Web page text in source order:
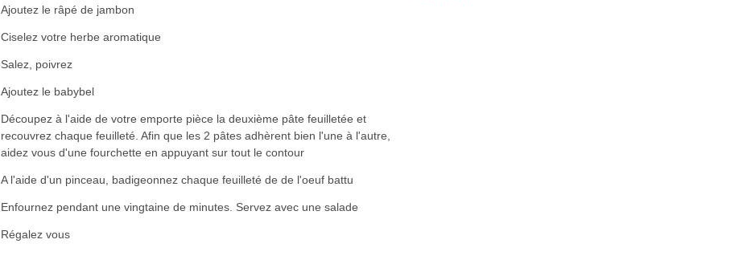
Ajoutez le râpé de jambon
Ciselez votre herbe aromatique
Salez, poivrez
Ajoutez le babybel
Découpez à l'aide de votre emporte pièce la deuxième pâte feuilletée et
recouvrez chaque feuilleté. Afin que les 2 pâtes adhèrent bien l'une à l'autre,
aidez vous d'une fourchette en appuyant sur tout le contour
A l'aide d'un pinceau, badigeonnez chaque feuilleté de de l'oeuf battu
Enfournez pendant une vingtaine de minutes. Servez avec une salade
Régalez vous